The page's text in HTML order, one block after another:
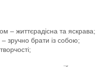
– життєрадісна та яскрава;
зручно брати із собою;